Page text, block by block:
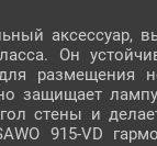
аксессуар,
Он
размещения
защищает
стены и
915-VD